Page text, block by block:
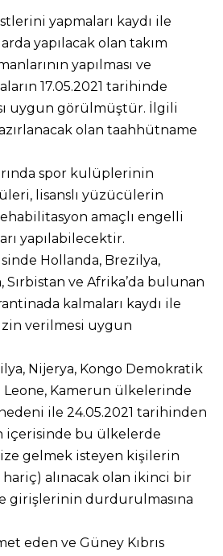
yapmaları kaydı ile
yapılacak olan takım
yapılması ve
17.05.2021 tarihinde
uygun görülmüştür. İlgili
olan taahhütname
spor kulüplerinin
lisanslı yüzücülerin
amaçlı engelli
yapılabilecektir.
Hollanda, Brezilya,
Sırbistan ve Afrika’da bulunan
kalmaları kaydı ile
verilmesi uygun
Nijerya, Kongo Demokratik
Kamerun ülkelerinde
ile 24.05.2021 tarihinden
içerisinde bu ülkelerde
gelmek isteyen kişilerin
hariç) alınacak olan ikinci bir
girişlerinin durdurulmasına
eden ve Güney Kıbrıs